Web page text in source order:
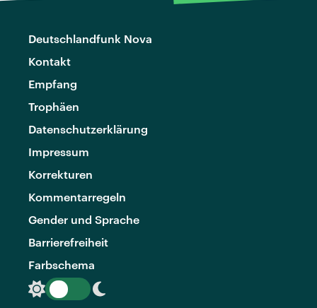
Deutschlandfunk Nova
Kontakt
Empfang
Trophäen
Datenschutzerklärung
Impressum
Korrekturen
Kommentarregeln
Gender und Sprache
Barrierefreiheit
Farbschema